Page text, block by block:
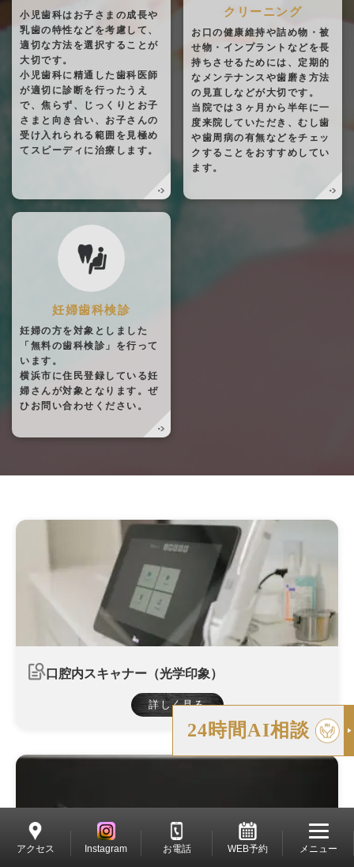
小児歯科はお子さまの成長や
乳歯の特性などを考慮して、
適切な方法を選択することが
大切です。
小児歯科に精通した歯科医師
が適切に診断を行ったうえ
で、焦らず、じっくりとお子
さまと向き合い、お子さんの
受け入れられる範囲を見極め
てスピーディに治療します。
クリーニング
お口の健康維持や詰め物・被
せ物・インプラントなどを長
持ちさせるためには、定期的
なメンテナンスや歯磨き方法
の見直しなどが大切です。
当院では３ヶ月から半年に一
度来院していただき、むし歯
や歯周病の有無などをチェッ
クすることをおすすめしてい
ます。
妊婦歯科検診
妊婦の方を対象としました
「無料の歯科検診」を行って
います。
横浜市に住民登録している妊
婦さんが対象となります。ぜ
ひお問い合わせください。
口腔内スキャナー（光学印象）
詳しく見る
24時間AI相談
アクセス Instagram お電話 WEB予約 メニュー